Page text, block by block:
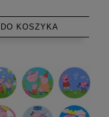
DO KOSZYKA